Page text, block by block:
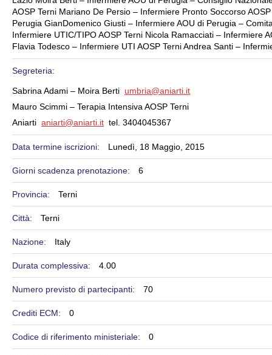
AOSP Terni Mariano De Persio – Infermiere Pronto Soccorso
Perugia GianDomenico Giusti – Infermiere AOU di Perugia –
Infermiere UTIC/TIPO AOSP Terni Nicola Ramacciati – Infermiere
Flavia Todesco – Infermiere UTI AOSP Terni Andrea Santi –
Segreteria:
Sabrina Adami – Moira Berti umbria@aniarti.it
Mauro Scimmi – Terapia Intensiva AOSP Terni
Aniarti aniarti@aniarti.it tel. 3404045367
Data termine iscrizioni: Lunedì, 18 Maggio, 2015
Giorni scadenza prenotazione: 6
Provincia: Terni
Città: Terni
Nazione: Italy
Durata complessiva: 4.00
Numero previsto di partecipanti: 70
Crediti ECM: 0
Codice di riferimento ministeriale: 0